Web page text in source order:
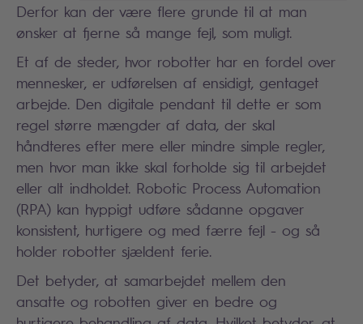
Derfor kan der være flere grunde til at man
ønsker at fjerne så mange fejl, som muligt.
Et af de steder, hvor robotter har en fordel over
mennesker, er udførelsen af ensidigt, gentaget
arbejde. Den digitale pendant til dette er som
regel større mængder af data, der skal
håndteres efter mere eller mindre simple regler,
men hvor man ikke skal forholde sig til arbejdet
eller alt indholdet. Robotic Process Automation
(RPA) kan hyppigt udføre sådanne opgaver
konsistent, hurtigere og med færre fejl - og så
holder robotter sjældent ferie.
Det betyder, at samarbejdet mellem den
ansatte og robotten giver en bedre og